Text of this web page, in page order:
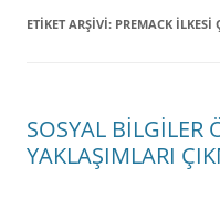
ETIKET ARŞIVI: PREMACK İLKESİ
SOSYAL BİLGİLER
YAKLAŞIMLARI